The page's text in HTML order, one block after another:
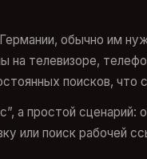
обычно им
на телевизоре,
поисков, что
а простой сценарий:
или поиск рабочей